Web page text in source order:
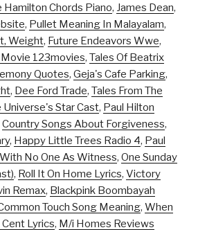
Hamilton Chords Piano, James Dean,
, Pullet Meaning In Malayalam,
Weight, Future Endeavors Wwe,
123movies, Tales Of Beatrix
Quotes, Geja's Cafe Parking,
, Dee Ford Trade, Tales From The
Universe's Star Cast, Paul Hilton
Country Songs About Forgiveness,
, Happy Little Trees Radio 4, Paul
With No One As Witness, One Sunday
, Roll It On Home Lyrics, Victory
Remax, Blackpink Boombayah
Touch Song Meaning, When
Lyrics, M/i Homes Reviews